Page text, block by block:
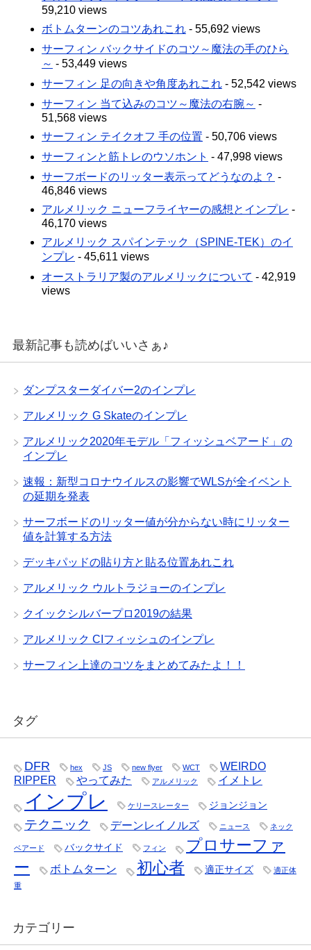
59,210 views
ボトムターンのコツあれこれ - 55,692 views
サーフィン バックサイドのコツ～魔法の手のひら
～ - 53,449 views
サーフィン 足の向きや角度あれこれ - 52,542 views
サーフィン 当て込みのコツ～魔法の右腕～ -
51,568 views
サーフィン テイクオフ 手の位置 - 50,706 views
サーフィンと筋トレのウソホント - 47,998 views
サーフボードのリッター表示ってどうなのよ？ -
46,846 views
アルメリック ニューフライヤーの感想とインプレ -
46,170 views
アルメリック スパインテック（SPINE-TEK）のイ
ンプレ - 45,611 views
オーストラリア製のアルメリックについて - 42,919
views
最新記事も読めばいいさぁ♪
ダンプスターダイバー2のインプレ
アルメリック G Skateのインプレ
アルメリック2020年モデル「フィッシュベアード」の
インプレ
速報：新型コロナウイルスの影響でWLSが全イベント
の延期を発表
サーフボードのリッター値が分からない時にリッター
値を計算する方法
デッキパッドの貼り方と貼る位置あれこれ
アルメリック ウルトラジョーのインプレ
クイックシルバープロ2019の結果
アルメリック CIフィッシュのインプレ
サーフィン上達のコツをまとめてみたよ！！
タグ
DFR hex JS new flyer WCT
WEIRDO
RIPPER
やってみた アルメリック イメトレ
インプレ ケリースレーター ジョンジョン
テクニック デーンレイノルズ ニュース ネック
ベアード バックサイド フィン
プロサーファ
ー
ボトムターン 初心者 適正サイズ
適正体
重
カテゴリー